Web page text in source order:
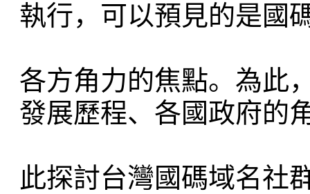
執行，可以預見的是國
各方角力的焦點。為此
發展歷程、各國政府的
此探討台灣國碼域名社